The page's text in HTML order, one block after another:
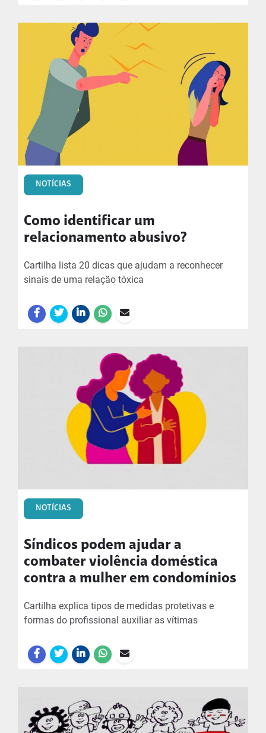
NOTÍCIAS
Como identificar um
relacionamento abusivo?
Cartilha lista 20 dicas que ajudam a reconhecer
sinais de uma relação tóxica
NOTÍCIAS
Síndicos podem ajudar a
combater violência doméstica
contra a mulher em condomínios
Cartilha explica tipos de medidas protetivas e
formas do profissional auxiliar as vítimas